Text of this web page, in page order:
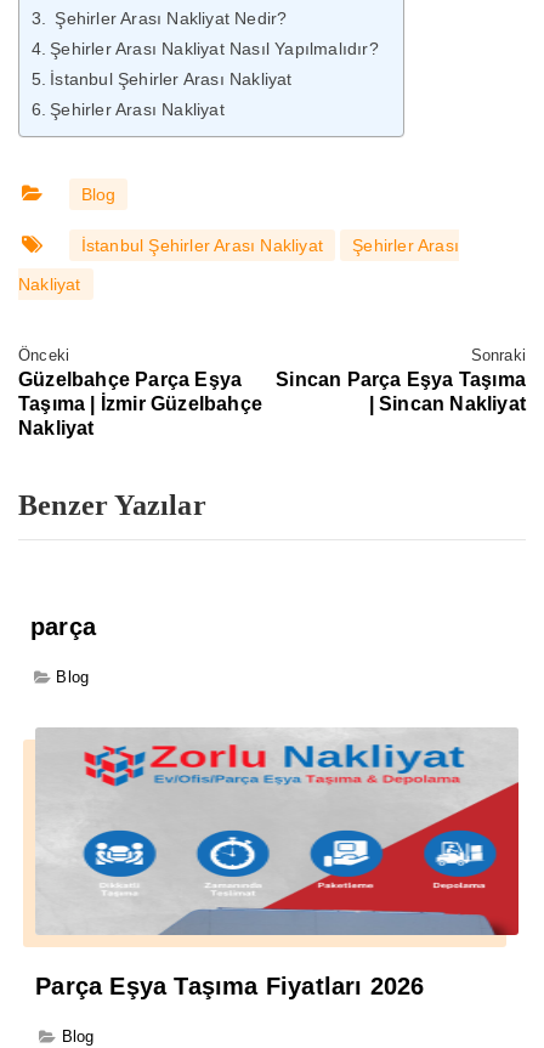
Şehirler Arası Nakliyat Nedir?
Şehirler Arası Nakliyat Nasıl Yapılmalıdır?
İstanbul Şehirler Arası Nakliyat
Şehirler Arası Nakliyat
Blog
İstanbul Şehirler Arası Nakliyat
Şehirler Arası
Nakliyat
Önceki
Güzelbahçe Parça Eşya
Taşıma | İzmir Güzelbahçe
Nakliyat
Sonraki
Sincan Parça Eşya Taşıma
| Sincan Nakliyat
Benzer Yazılar
parça
Blog
Parça Eşya Taşıma Fiyatları 2026
Blog